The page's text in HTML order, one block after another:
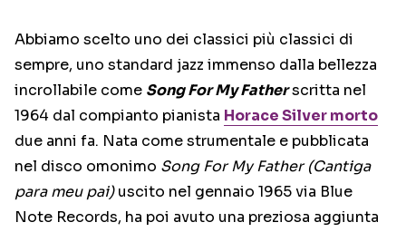
Abbiamo scelto uno dei classici più classici di
sempre, uno standard jazz immenso dalla bellezza
incrollabile come Song For My Fatherscritta nel
1964 dal compianto pianista Horace Silver morto
due anni fa. Nata come strumentale e pubblicata
nel disco omonimo Song For My Father (Cantiga
para meu pai)uscito nel gennaio 1965 via Blue
Note Records, ha poi avuto una preziosa aggiunta